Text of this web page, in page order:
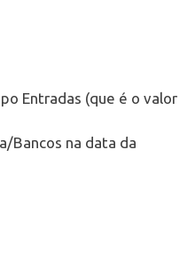
Entradas (que é o valor
Bancos na data da